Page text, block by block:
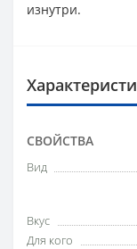
изнутри.
СВОЙСТВА
Вид
Вкус
Для кого